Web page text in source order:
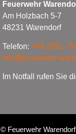
Feuerwehr
Am Holzbach 5-7
48231 Warendorf
Telefon: +49 2581 /
info@feuerwehr-
Im Notfall rufen Sie
© Feuerwehr